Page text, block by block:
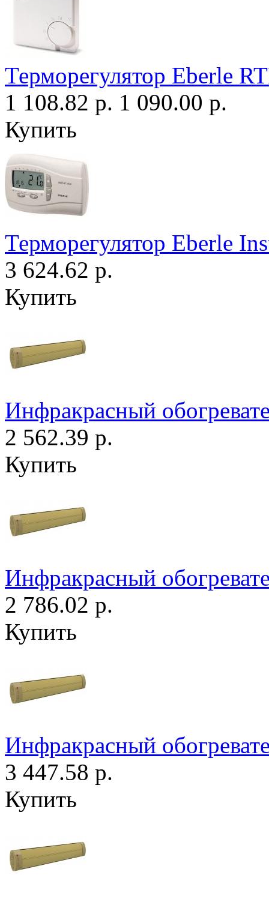
Терморегулятор Eberle
1 108.82 р. 1 090.00 р.
Купить
Терморегулятор Eberle
3 624.62 р.
Купить
Инфракрасный
2 562.39 р.
Купить
Инфракрасный
2 786.02 р.
Купить
Инфракрасный
3 447.58 р.
Купить